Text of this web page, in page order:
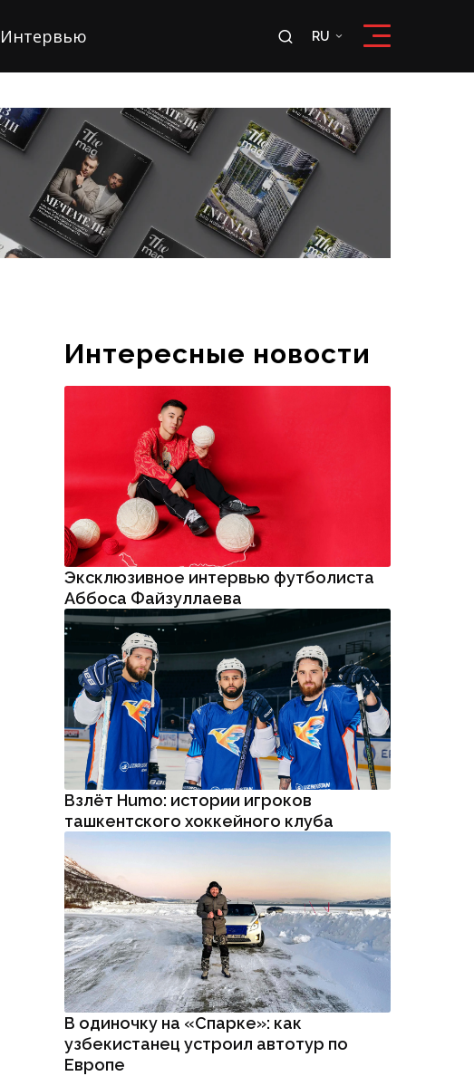
Интервью RU
Интересные новости
Эксклюзивное интервью футболиста
Аббоса Файзуллаева
Взлёт Humo: истории игроков
ташкентского хоккейного клуба
В одиночку на «Спарке»: как
узбекистанец устроил автотур по
Европе